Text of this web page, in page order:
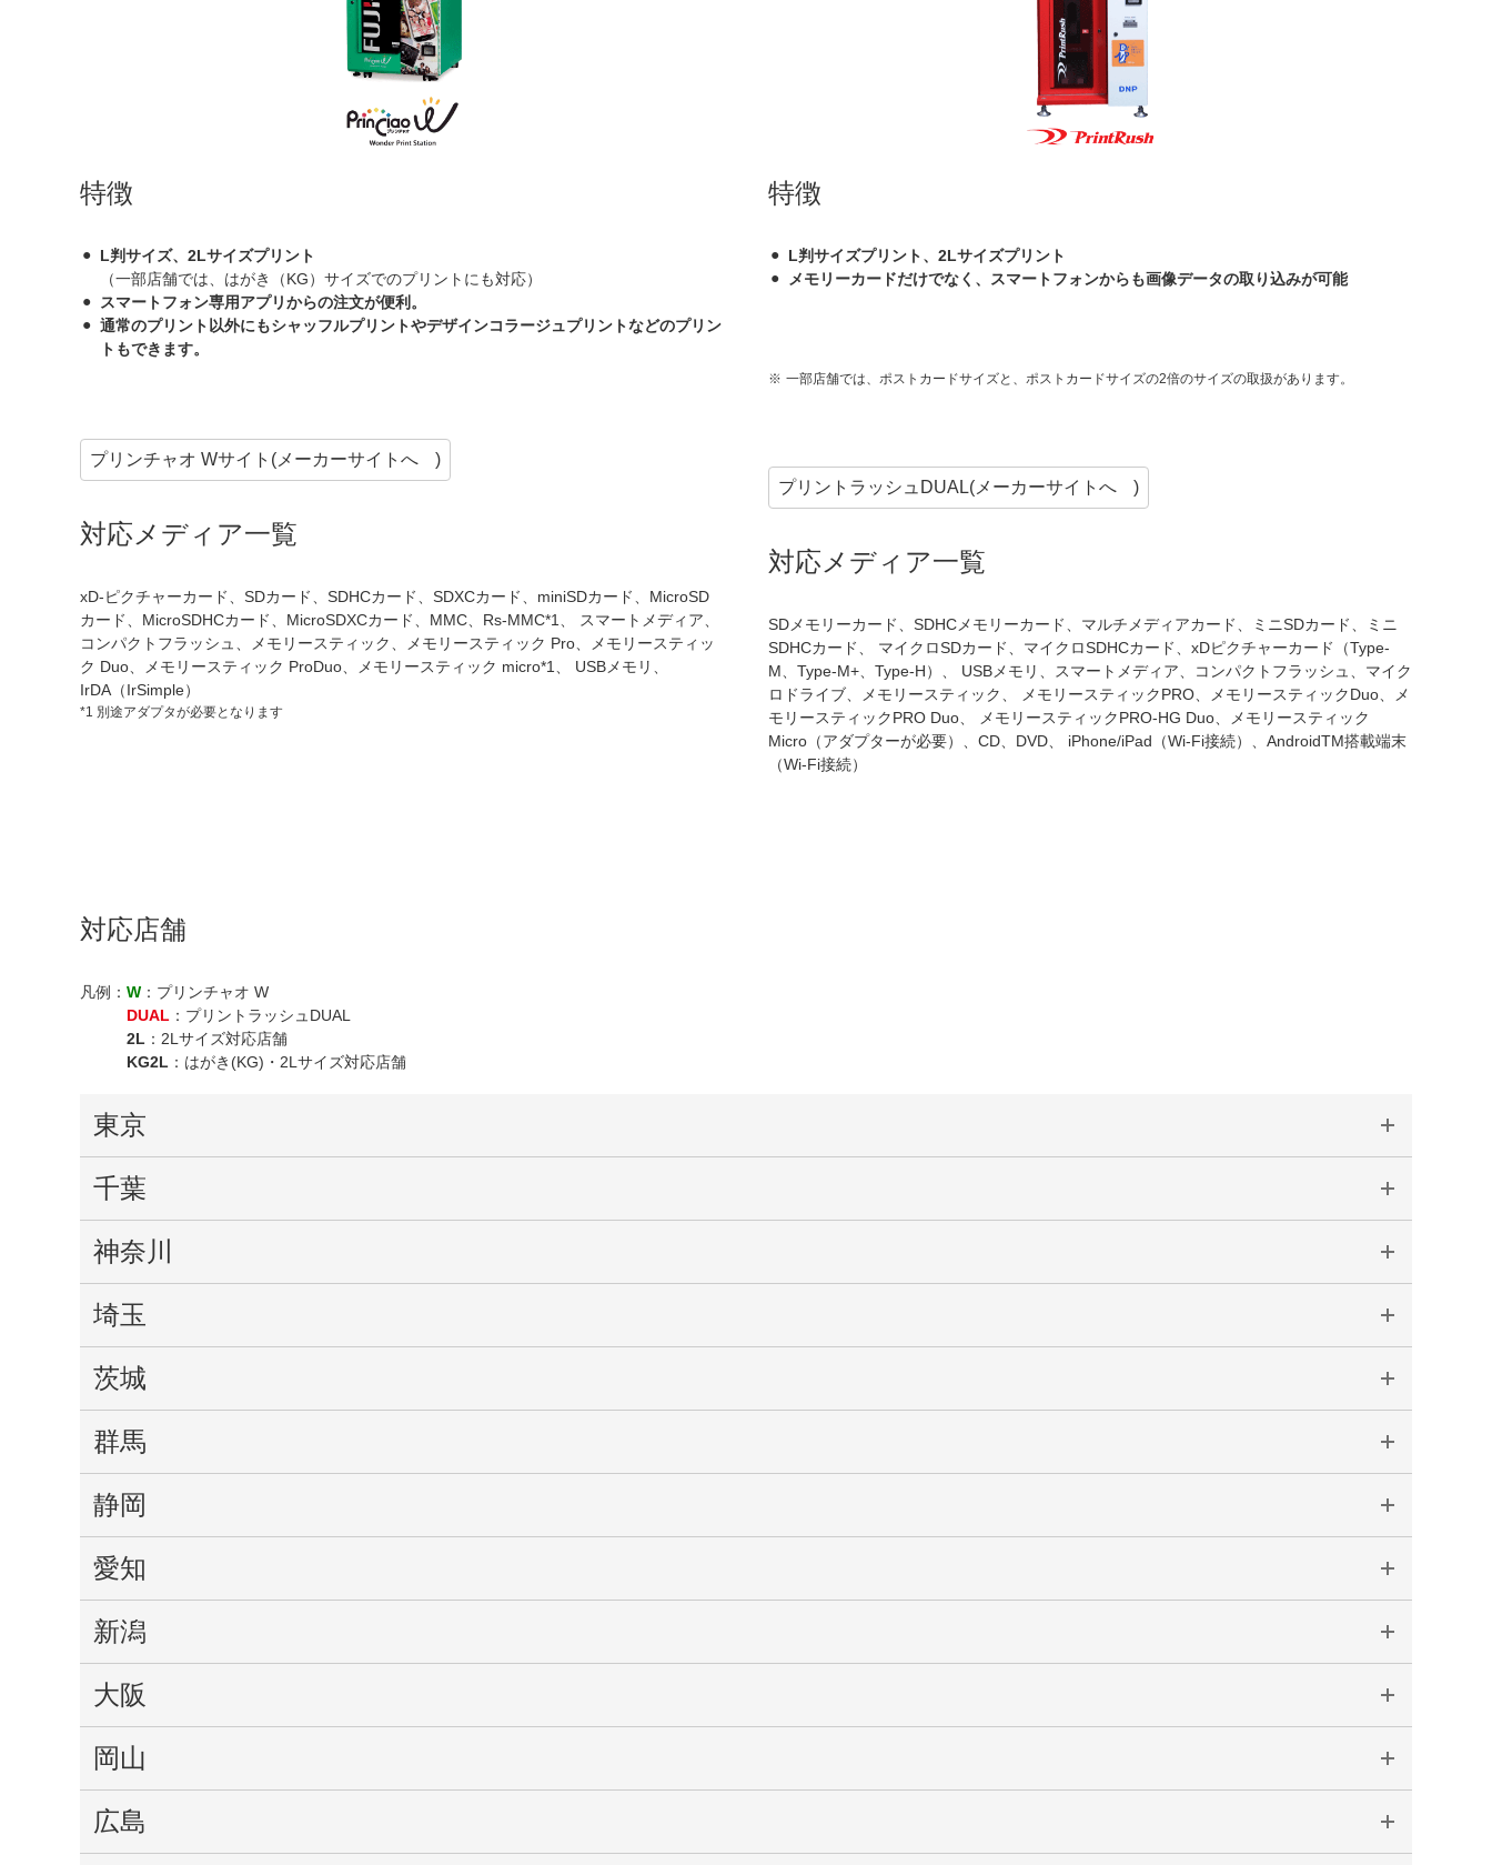
特徴
L判サイズ、2Lサイズプリント
（一部店舗では、はがき（KG）サイズでのプリントにも対応）
スマートフォン専用アプリからの注文が便利。
通常のプリント以外にもシャッフルプリントやデザインコラージュプリントなどのプリン
トもできます。
プリンチャオ Wサイト(メーカーサイトへ )
対応メディア一覧
xD-ピクチャーカード、SDカード、SDHCカード、SDXCカード、miniSDカード、MicroSD
カード、MicroSDHCカード、MicroSDXCカード、MMC、Rs-MMC*1、 スマートメディア、
コンパクトフラッシュ、メモリースティック、メモリースティック Pro、メモリースティッ
ク Duo、メモリースティック ProDuo、メモリースティック micro*1、 USBメモリ、
IrDA（IrSimple）
*1 別途アダプタが必要となります
特徴
L判サイズプリント、2Lサイズプリント
メモリーカードだけでなく、スマートフォンからも画像データの取り込みが可能
一部店舗では、ポストカードサイズと、ポストカードサイズの2倍のサイズの取扱があります。
プリントラッシュDUAL(メーカーサイトへ )
対応メディア一覧
SDメモリーカード、SDHCメモリーカード、マルチメディアカード、ミニSDカード、ミニ
SDHCカード、 マイクロSDカード、マイクロSDHCカード、xDピクチャーカード（Type-
M、Type-M+、Type-H）、 USBメモリ、スマートメディア、コンパクトフラッシュ、マイク
ロドライブ、メモリースティック、 メモリースティックPRO、メモリースティックDuo、メ
モリースティックPRO Duo、 メモリースティックPRO-HG Duo、メモリースティック
Micro（アダプターが必要）、CD、DVD、 iPhone/iPad（Wi-Fi接続）、AndroidTM搭載端末
（Wi-Fi接続）
対応店舗
凡例： W ：プリンチャオ W
DUAL ：プリントラッシュDUAL
2L ：2Lサイズ対応店舗
KG2L ：はがき(KG)・2Lサイズ対応店舗
東京
千葉
神奈川
埼玉
茨城
群馬
静岡
愛知
新潟
大阪
岡山
広島